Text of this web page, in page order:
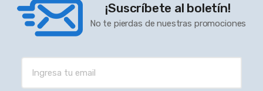
¡Suscríbete al boletín!
No te pierdas de nuestras promociones